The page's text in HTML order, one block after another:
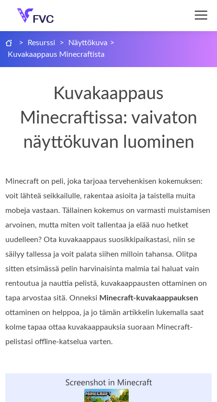
> Resurssi > Näyttökuva >
Kuvakaappaus Minecraftista
Kuvakaappaus
Minecraftissa: vaivaton
näyttökuvan luominen
Minecraft on peli, joka tarjoaa tervehenkisen kokemuksen:
voit lähteä seikkailulle, rakentaa asioita ja taistella muita
mobeja vastaan. Tällainen kokemus on varmasti muistamisen
arvoinen, mutta miten voit tallentaa ja elää nuo hetket
uudelleen? Ota kuvakaappaus suosikkipaikastasi, niin se
säilyy tallessa ja voit palata siihen milloin tahansa. Olitpa
sitten etsimässä pelin harvinaisinta malmia tai haluat vain
rentoutua ja nauttia pelistä, kuvakaappausten ottaminen on
tapa arvostaa sitä. Onneksi Minecraft-kuvakaappauksen
ottaminen on helppoa, ja jo tämän artikkelin lukemalla saat
kolme tapaa ottaa kuvakaappauksia suoraan Minecraft-
pelistasi offline-katselua varten.